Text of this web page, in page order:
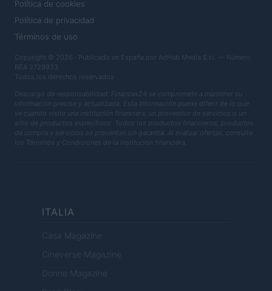
Política de cookies
Política de privacidad
Términos de uso
Copyright © 2026 · Publicado en España por AdHub Media S.r.l. — Número
REA 2729933
Todos los derechos reservados
Descargo de responsabilidad: Finanzas24 se compromete a mantener su
información precisa y actualizada. Esta información puede diferir de lo que
ve cuando visita una institución financiera, un proveedor de servicios o un
sitio de productos específicos. Todos los productos financieros, productos
de compra y servicios se presentan sin garantía. Al evaluar ofertas, consulte
los Términos y Condiciones de la institución financiera.
ITALIA
Casa Magazine
Cineverse Magazine
Donne Magazine